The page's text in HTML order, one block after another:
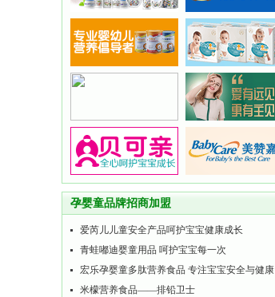
孕婴童品牌招商加盟
爱芮儿儿童安全产品呵护宝宝健康成长
青蛙嘟迪婴童用品 呵护宝宝每一次
宏乐孕婴童多肽营养食品 专注宝宝安全与健康
米檬营养食品——排铅卫士